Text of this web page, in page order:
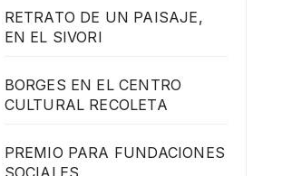
RETRATO DE UN PAISAJE,
EN EL SIVORI
BORGES EN EL CENTRO
CULTURAL RECOLETA
PREMIO PARA FUNDACIONES
SOCIALES